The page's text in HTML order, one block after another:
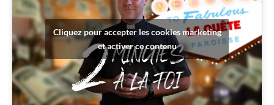
Cliquez pour accepter les cookies marketing
et activer ce contenu